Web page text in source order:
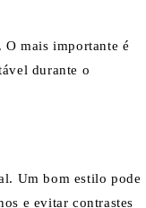
O mais importante é
durante o
Um bom estilo pode
e evitar contrastes